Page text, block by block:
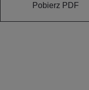
Pobierz PDF